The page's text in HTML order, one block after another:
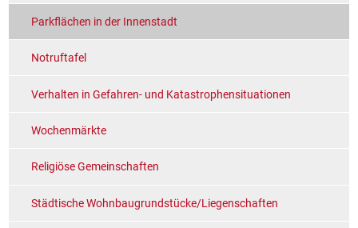
Parkflächen in der Innenstadt
Notruftafel
Verhalten in Gefahren- und Katastrophensituationen
Wochenmärkte
Religiöse Gemeinschaften
Städtische Wohnbaugrundstücke/Liegenschaften